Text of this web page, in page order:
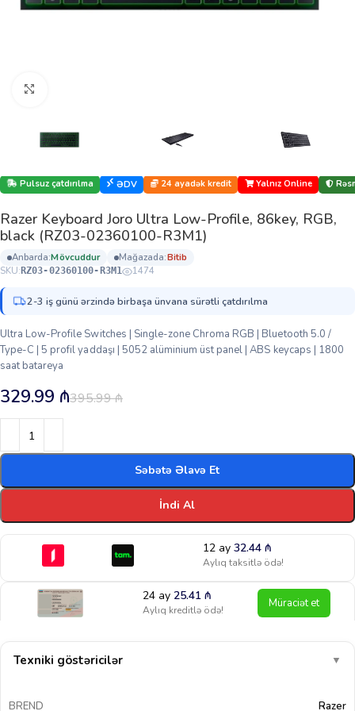
Pulsuz çatdırılma ƏDV 24 ayadək kredit Yalnız Online
Razer Keyboard Joro Ultra Low-Profile, 86key, RGB,
black (RZ03-02360100-R3M1)
anbarda: mövcuddur mağazada:
bi̇ti̇b
SKU: RZ03-02360100-R3M1 1474
2-3 iş günü ərzində birbaşa ünvana sürətli çatdırılma
Ultra Low-Profile Switches | Single-zone Chroma RGB | Bluetooth 5.0 /
Type-C | 5 profil yaddaşı | 5052 alüminium üst panel | ABS keycaps | 1800
saat batareya
395.99₼
329.99 ₼
Səbətə Əlavə Et
İndi Al
12 ay 32.44 ₼
Aylıq taksitlə ödə!
24 ay25.41₼
Aylıq kreditlə ödə! Müraciət et
Texniki göstəricilər ▼
BREND Razer